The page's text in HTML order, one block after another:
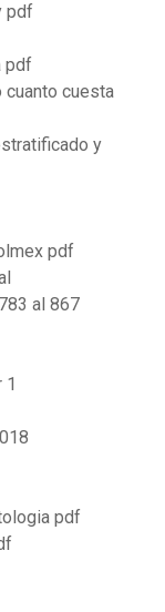
pdf
pdf
cuesta
y
pdf
al 867
1
pdf